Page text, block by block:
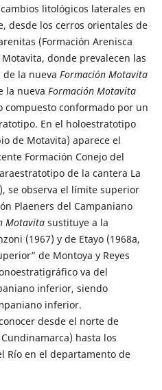
litológicos laterales en
desde los cerros orientales de
(Formación Arenisca
donde prevalecen las
la nueva Formación Motavita
la nueva Formación Motavita
conformado por un
En el holoestratotipo
de Motavita) aparece el
Formación Conejo del
de la cantera La
se observa el límite superior
Plaeners del Campaniano
Motavitasustituye a la
(1967) y de Etayo (1968a,
de Montoya y Reyes
va del
inferior, siendo
inferior.
desde el norte de
hasta los
Río en el departamento de